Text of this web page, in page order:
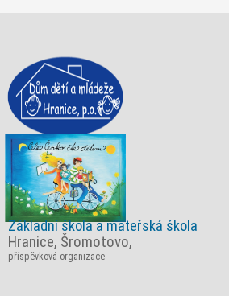
Základní škola a mateřská škola
Hranice, Šromotovo,
příspěvková organizace